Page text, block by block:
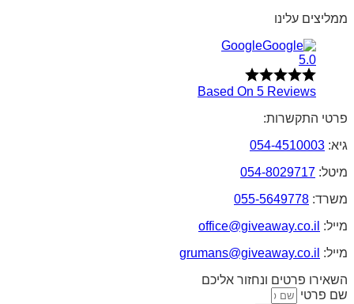
ממליצים עלינו
Google
5.0
Based On 5 Reviews
פרטי התקשרות:
גיא: 054-4510003
מיטל: 054-8029717
משרד: 055-5649778
מייל: office@giveaway.co.il
מייל: grumans@giveaway.co.il
השאירו פרטים ונחזור אליכם
שם פרטי